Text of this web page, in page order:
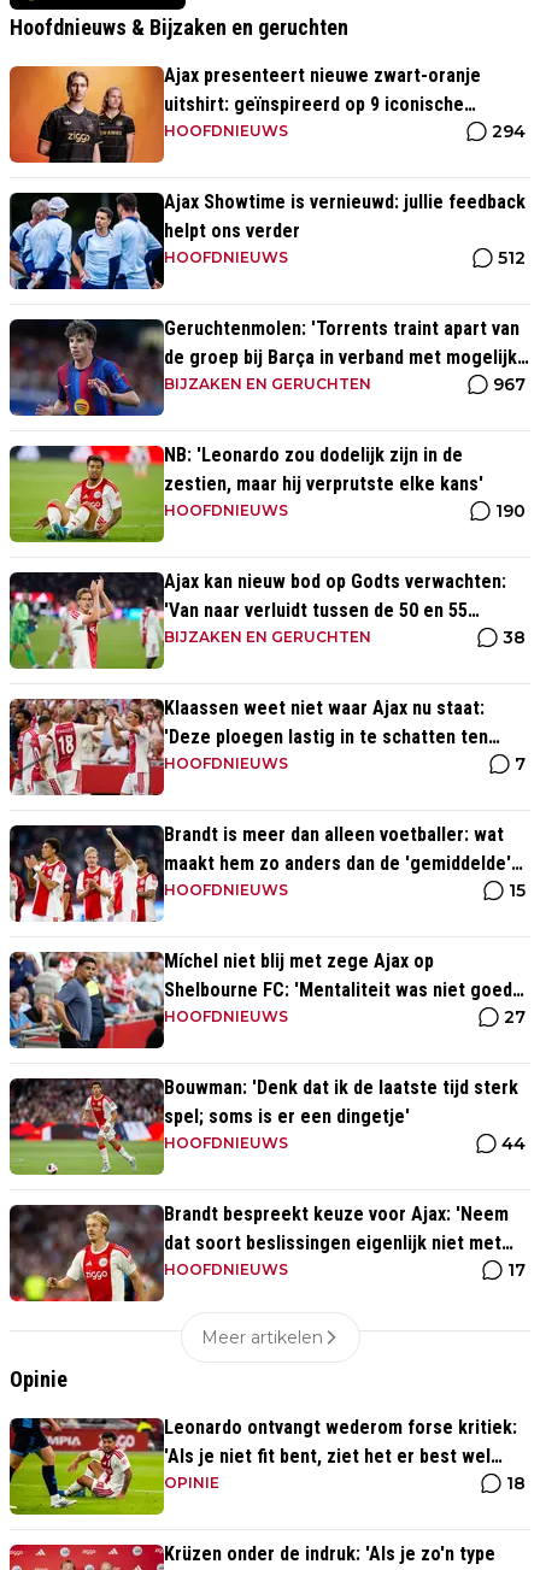
Hoofdnieuws & Bijzaken en geruchten
Ajax presenteert nieuwe zwart-oranje
uitshirt: geïnspireerd op 9 iconische
momenten uit clubhistorie
HOOFDNIEUWS 294
Ajax Showtime is vernieuwd: jullie feedback
helpt ons verder
HOOFDNIEUWS 512
Geruchtenmolen: 'Torrents traint apart van
de groep bij Barça in verband met mogelijke
transfer'
BIJZAKEN EN GERUCHTEN 967
NB: 'Leonardo zou dodelijk zijn in de
zestien, maar hij verprutste elke kans'
HOOFDNIEUWS 190
Ajax kan nieuw bod op Godts verwachten:
'Van naar verluidt tussen de 50 en 55
miljoen euro'
BIJZAKEN EN GERUCHTEN 38
Klaassen weet niet waar Ajax nu staat:
'Deze ploegen lastig in te schatten ten
opzichte van Eredivisie'
HOOFDNIEUWS 7
Brandt is meer dan alleen voetballer: wat
maakt hem zo anders dan de 'gemiddelde'
voetballer?
HOOFDNIEUWS 15
Míchel niet blij met zege Ajax op
Shelbourne FC: 'Mentaliteit was niet goed
genoeg in de slotfase'
HOOFDNIEUWS 27
Bouwman: 'Denk dat ik de laatste tijd sterk
spel; soms is er een dingetje'
HOOFDNIEUWS 44
Brandt bespreekt keuze voor Ajax: 'Neem
dat soort beslissingen eigenlijk niet met
mijn hoofd'
HOOFDNIEUWS 17
Meer artikelen
Opinie
Leonardo ontvangt wederom forse kritiek:
'Als je niet fit bent, ziet het er best wel
slecht uit'
OPINIE 18
Krüzen onder de indruk: 'Als je zo'n type